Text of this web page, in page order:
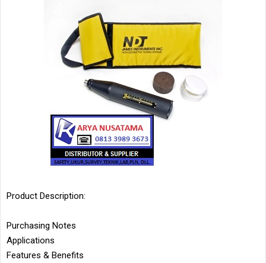
Product Description:
Purchasing Notes
Applications
Features & Benefits